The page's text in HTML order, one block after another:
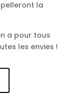
la
a pour tous
les envies !